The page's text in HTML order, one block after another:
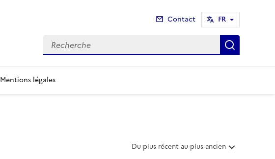
Contact FR
Recherche
Mentions légales
T
Du plus récent au plus ancien